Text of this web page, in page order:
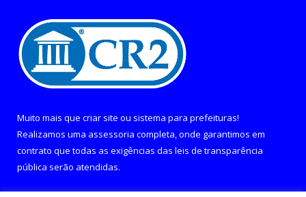
Muito mais que criar site ou sistema para prefeituras!
Realizamos uma assessoria completa, onde garantimos em
contrato que todas as exigências das leis de transparência
pública serão atendidas.